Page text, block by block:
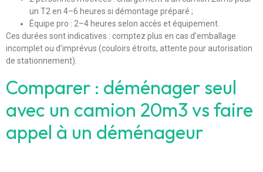
un T2 en 4–6 heures si démontage préparé ;
Équipe pro : 2–4 heures selon accès et équipement.
Ces durées sont indicatives : comptez plus en cas d’emballage
incomplet ou d’imprévus (couloirs étroits, attente pour autorisation
de stationnement).
Comparer : déménager seul
avec un camion 20m3 vs faire
appel à un déménageur